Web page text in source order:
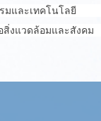
มและเทคโนโลยี
สิ่งแวดล้อมและสังคม